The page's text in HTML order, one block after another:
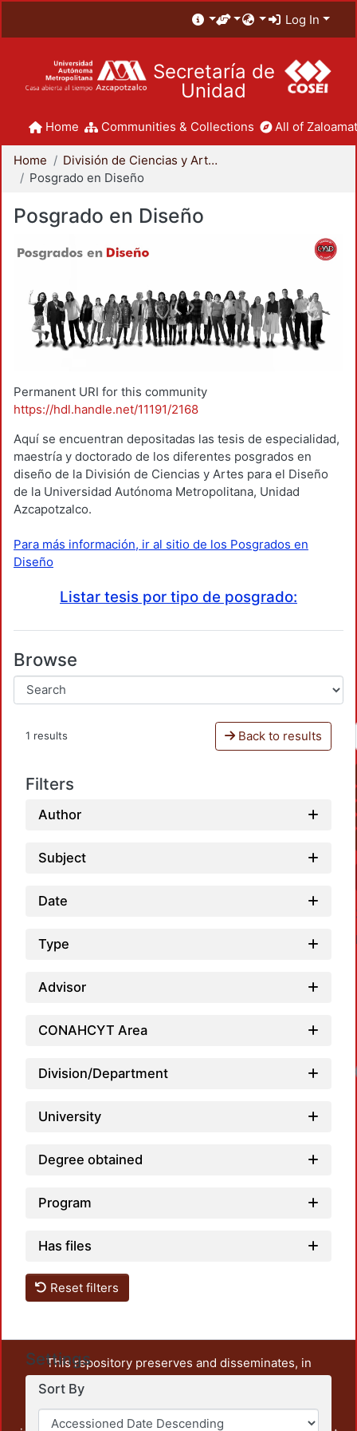
Log In
Secretaría de
Unidad
Home Communities & Collections All of
Home
División de Ciencias y Artes para el Diseño
Posgrado en Diseño
Posgrado en Diseño
Permanent URI for this community
https://hdl.handle.net/11191/2168
Aquí se encuentran depositadas las tesis de especialidad,
maestría y doctorado de los diferentes posgrados en
diseño de la División de Ciencias y Artes para el Diseño
de la Universidad Autónoma Metropolitana, Unidad
Azcapotzalco.
Para más información, ir al sitio de los Posgrados en
Diseño
Listar tesis por tipo de posgrado:
Browse
1 results Back to results
Filters
Author
Subject
Date
Type
Advisor
CONAHCYT Area
Division/Department
University
Degree obtained
Program
Has files
Reset filters
Settings
Sort By
This repository preserves and disseminates, in
unrestricted open access, the teaching and research
output of UAM Azcapotzalco. It also includes some
administrative and graphic documents from the